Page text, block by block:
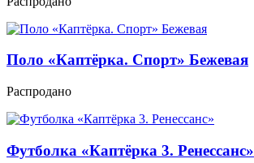
Поло «Каптёрка. Спорт» Бежевая
Распродано
Футболка «Каптёрка 3. Ренессанс»